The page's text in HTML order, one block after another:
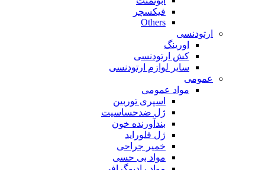
فیکسچر
Others
ارتودنسی
اورینگ
کش ارتودنسی
سایر لوازم ارتودنسی
عمومی
مواد عمومی
اسپری توربین
ژل ضدحساسیت
بندآورنده خون
ژل فلوراید
خمیر جراحی
مواد بی حسی